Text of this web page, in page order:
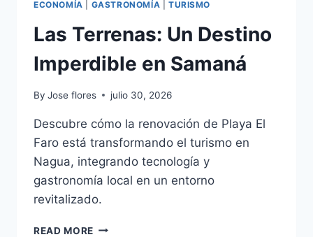
ECONOMÍA GASTRONOMÍA TURISMO
Las Terrenas: Un Destino
Imperdible en Samaná
By Jose flores julio 30, 2026
Descubre cómo la renovación de Playa El
Faro está transformando el turismo en
Nagua, integrando tecnología y
gastronomía local en un entorno
revitalizado.
READ MORE LAS